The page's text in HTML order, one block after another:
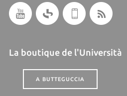
La boutique de l'Università
A BUTTEGUCCIA